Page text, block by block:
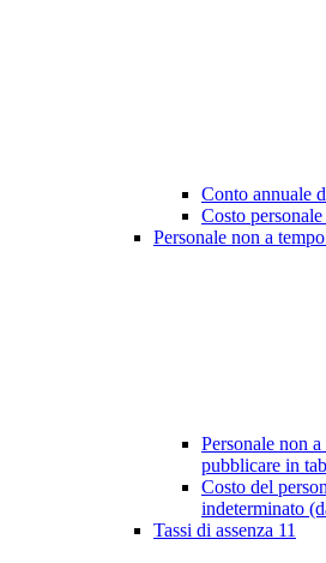
Conto annuale
Costo
Personale non a
Personale non
pubblicare in
Costo del
indeterminato
Tassi di assenza 11